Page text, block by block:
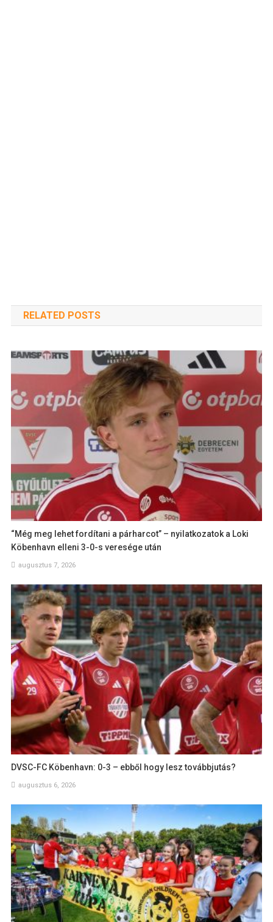
RELATED POSTS
“Még meg lehet fordítani a párharcot” – nyilatkozatok a Loki
Köbenhavn elleni 3-0-s veresége után
augusztus 7, 2026
DVSC-FC Köbenhavn: 0-3 – ebből hogy lesz továbbjutás?
augusztus 6, 2026